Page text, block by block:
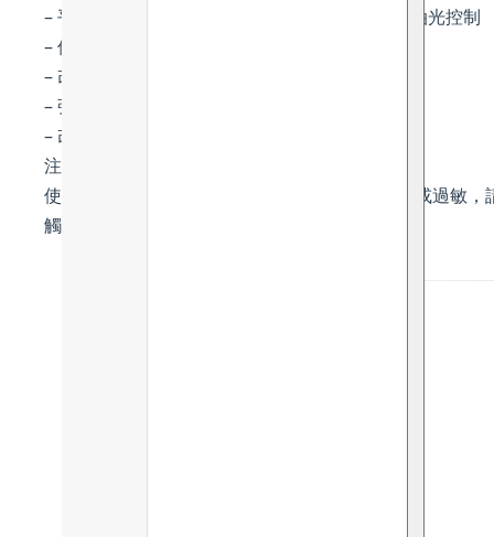
– 平衡肌膚並調節油脂分泌，達到即時、持久的油光控制
– 保持肌膚清爽滋潤，打造啞面質感
– 改善毛孔粗大、減少肌膚油膩感
– 強效抗氧化、提亮膚色、抗衰老
– 改善青春痘、粉刺
注意事項：
使用前先進行局部皮膚測試。如發覺皮膚有不適或過敏
觸。 請置於陰涼乾燥處。